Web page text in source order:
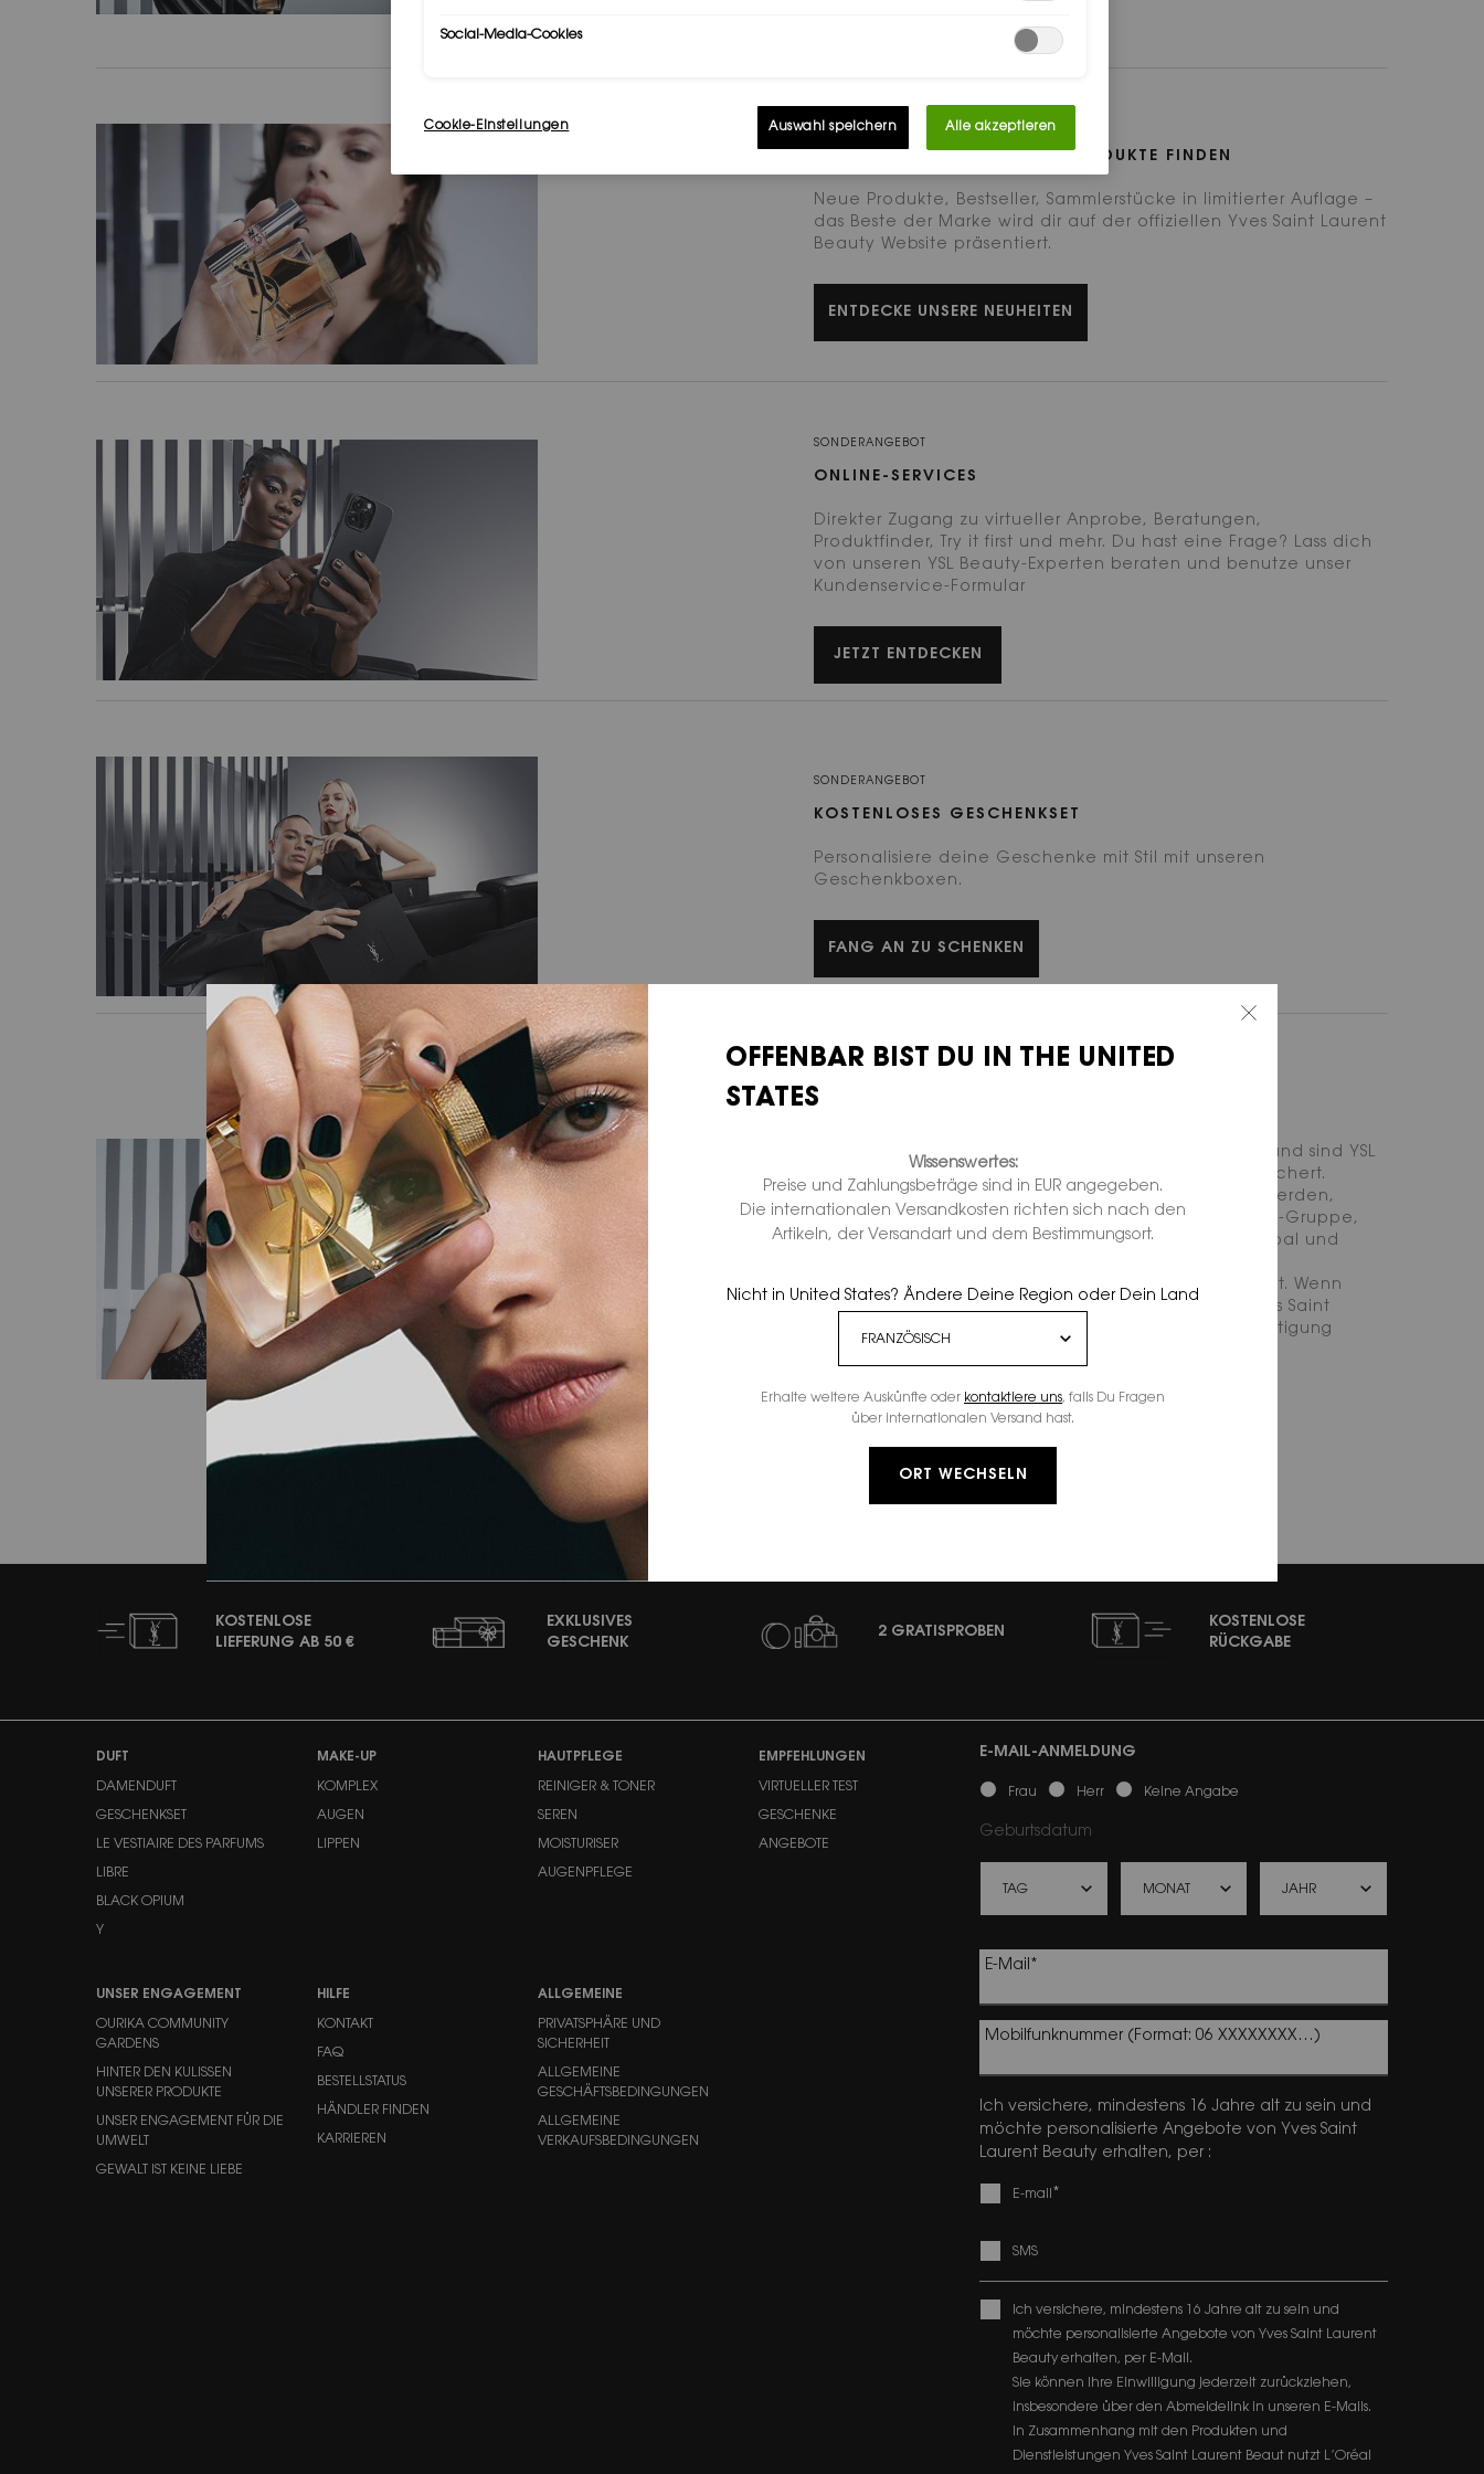
ALLE YVES SAINT LAURENT PRODUKTE FINDEN
Neue Produkte, Bestseller, Sammlerstücke in limitierter Auflage –
das Beste der Marke wird dir auf der offiziellen Yves Saint Laurent
Beauty Website präsentiert.
ENTDECKE UNSERE NEUHEITEN
SONDERANGEBOT
ONLINE-SERVICES
Direkter Zugang zu virtueller Anprobe, Beratungen,
Produktfinder, Try it first und mehr. Du hast eine Frage? Lass dich
von unseren YSL Beauty-Experten beraten und benutze unser
Kundenservice-Formular
JETZT ENTDECKEN
SONDERANGEBOT
KOSTENLOSES GESCHENKSET
Personalisiere deine Geschenke mit Stil mit unseren
Geschenkboxen.
FANG AN ZU SCHENKEN
SICHER BEZAHLEN
Deine Bankdaten werden verschlüsselt (SSL-Modus) und sind YSL
Beauty niemals bekannt oder werden von ihr gespeichert.
Zahlungen, die auf der yslbeauty-Website getätigt werden,
werden sicher an den Zahlungspartner, die Ingenico-Gruppe,
übermittelt. Visa, Mastercard, American Express, Paypal und
Zu deiner Sicherheit ist das 3D Secure System aktiviert. Wenn
deine Bestellung und die Zahlung bestätigt sind: Yves Saint
Laurent Beauty schickt dir eine erste E-Mail zur Bestätigung
JETZT SHOPPEN
KOSTENLOSE
LIEFERUNG AB 50 €
EXKLUSIVES
GESCHENK
2 GRATISPROBEN
KOSTENLOSE
RÜCKGABE
DUFT
DAMENDUFT
GESCHENKSET
LE VESTIAIRE DES PARFUMS
LIBRE
BLACK OPIUM
Y
MAKE-UP
KOMPLEX
AUGEN
LIPPEN
HAUTPFLEGE
REINIGER & TONER
SEREN
MOISTURISER
AUGENPFLEGE
EMPFEHLUNGEN
VIRTUELLER TEST
GESCHENKE
ANGEBOTE
UNSER ENGAGEMENT
OURIKA COMMUNITY
GARDENS
HINTER DEN KULISSEN
UNSERER PRODUKTE
UNSER ENGAGEMENT FÜR DIE
UMWELT
GEWALT IST KEINE LIEBE
HILFE
KONTAKT
FAQ
BESTELLSTATUS
HÄNDLER FINDEN
KARRIEREN
ALLGEMEINE
PRIVATSPHÄRE UND
SICHERHEIT
ALLGEMEINE
GESCHÄFTSBEDINGUNGEN
ALLGEMEINE
VERKAUFSBEDINGUNGEN
E-MAIL-ANMELDUNG
Frau
Herr Keine Angabe
Geburtsdatum
E-Mail *
Mobilfunknummer (Format: 06 XXXXXXXX…)
Ich versichere, mindestens 16 Jahre alt zu sein und
möchte personalisierte Angebote von Yves Saint
Laurent Beauty erhalten, per :
E-mail *
SMS
Ich versichere, mindestens 16 Jahre alt zu sein und
möchte personalisierte Angebote von Yves Saint Laurent
Beauty erhalten, per E-Mail.
Sie können Ihre Einwilligung jederzeit zurückziehen,
insbesondere über den Abmeldelink in unseren E-Mails.
In Zusammenhang mit den Produkten und
Dienstleistungen Yves Saint Laurent Beaut nutzt L’Oréal
Social-Media-Cookies
Cookie-Einstellungen Auswahl speichern Alle akzeptieren
OFFENBAR BIST DU IN THE UNITED
STATES
Wissenswertes:
Preise und Zahlungsbeträge sind in EUR angegeben.
Die internationalen Versandkosten richten sich nach den
Artikeln, der Versandart und dem Bestimmungsort.
Nicht in United States? Ändere Deine Region oder Dein Land
Erhalte weitere Auskünfte oder kontaktiere uns, falls Du Fragen
über internationalen Versand hast.
ORT WECHSELN